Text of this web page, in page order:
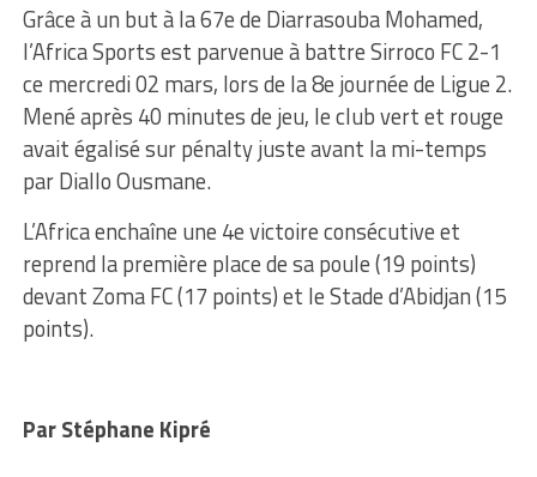
Grâce à un but à la 67e de Diarrasouba Mohamed,
l’Africa Sports est parvenue à battre Sirroco FC 2-1
ce mercredi 02 mars, lors de la 8e journée de Ligue 2.
Mené après 40 minutes de jeu, le club vert et rouge
avait égalisé sur pénalty juste avant la mi-temps
par Diallo Ousmane.
L’Africa enchaîne une 4e victoire consécutive et
reprend la première place de sa poule (19 points)
devant Zoma FC (17 points) et le Stade d’Abidjan (15
points).
Par Stéphane Kipré